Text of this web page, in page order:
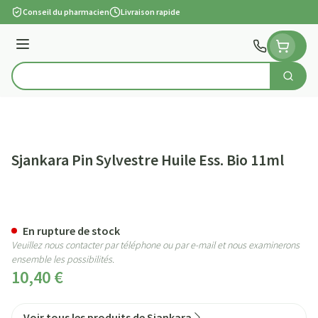
Aller au contenu
Conseil du pharmacien Livraison rapide
Menu
Rechercher
Sjankara Pin Sylvestre Huile Ess. Bio 11ml
10,40 €
En rupture de stock
Veuillez nous contacter par téléphone ou par e-mail et nous examinerons
ensemble les possibilités.